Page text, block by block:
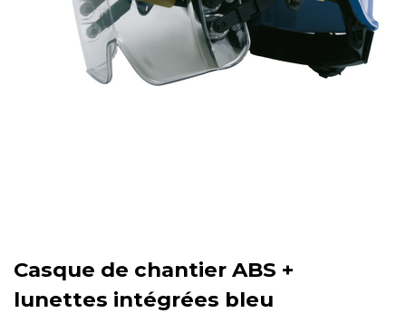
Casque de chantier ABS +
lunettes intégrées bleu